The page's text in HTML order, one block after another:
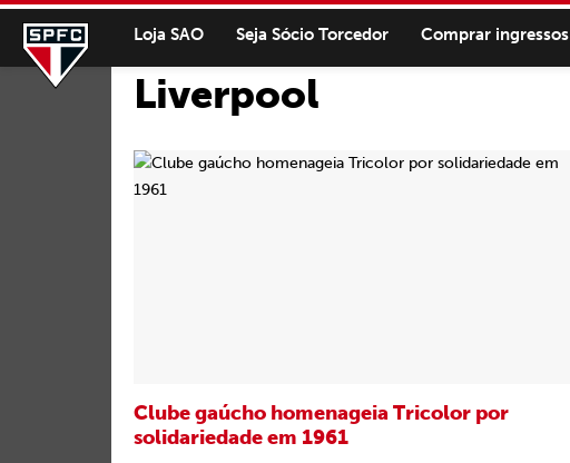
Loja SAO Seja Sócio Torcedor Comprar ingressos
Liverpool
Clube gaúcho homenageia Tricolor por
solidariedade em 1961